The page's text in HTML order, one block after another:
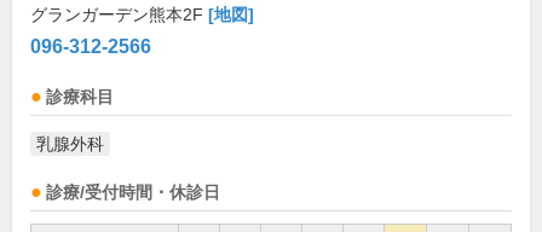
グランガーデン熊本2F [地図]
096-312-2566
診療科目
乳腺外科
診療/受付時間・休診日